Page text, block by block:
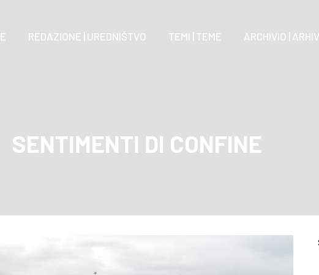
REDAZIONE | UREDNIŠTVO TEMI | TEME ARCHIVIO | ARHIV
SENTIMENTI DI CONFINE